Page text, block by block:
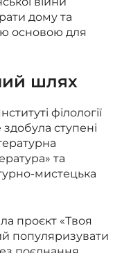
дому та
основою для
шлях
філології
ступені
та
мистецька
проєкт «Твоя
популяризувати